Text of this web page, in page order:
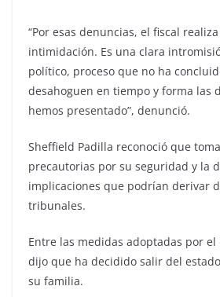
“Por esas denuncias, el fiscal
intimidación. Es una clara
político, proceso que no ha
desahoguen en tiempo y forma las
hemos presentado”, denunció.
Sheffield Padilla reconoció que
precautorias por su seguridad y la
implicaciones que podrían derivar
tribunales.
Entre las medidas adoptadas por el
dijo que ha decidido salir del
su familia.